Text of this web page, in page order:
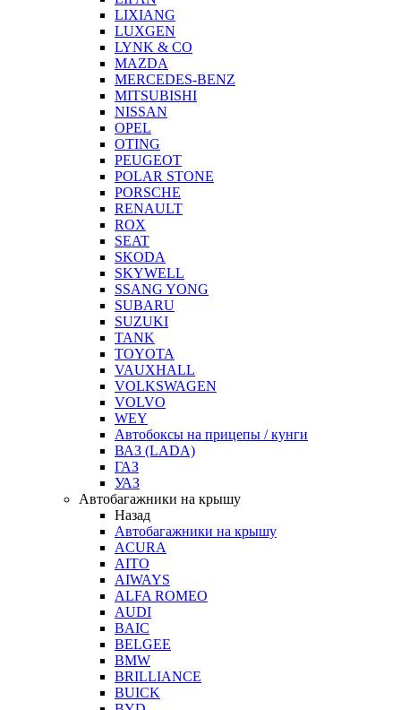
LIXIANG
LUXGEN
LYNK & CO
MAZDA
MERCEDES-BENZ
MITSUBISHI
NISSAN
OPEL
OTING
PEUGEOT
POLAR STONE
PORSCHE
RENAULT
ROX
SEAT
SKODA
SKYWELL
SSANG YONG
SUBARU
SUZUKI
TANK
TOYOTA
VAUXHALL
VOLKSWAGEN
VOLVO
WEY
Автобоксы на прицепы / кунги
ВАЗ (LADA)
ГАЗ
УАЗ
Автобагажники на крышу
Назад
Автобагажники на крышу
ACURA
AITO
AIWAYS
ALFA ROMEO
AUDI
BAIC
BELGEE
BMW
BRILLIANCE
BUICK